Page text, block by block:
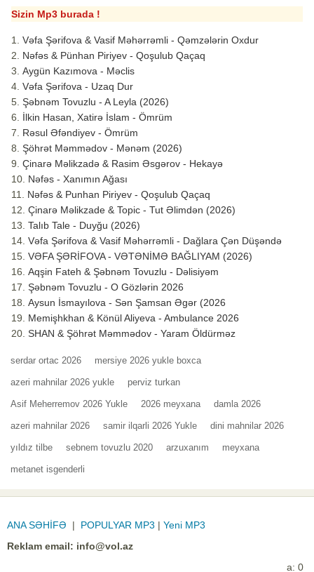
Sizin Mp3 burada !
Vəfa Şərifova & Vasif Məhərrəmli - Qəmzələrin Oxdur
Nəfəs & Pünhan Piriyev - Qoşulub Qaçaq
Aygün Kazımova - Məclis
Vəfa Şərifova - Uzaq Dur
Şəbnəm Tovuzlu - A Leyla (2026)
İlkin Hasan, Xatirə İslam - Ömrüm
Rəsul Əfəndiyev - Ömrüm
Şöhrət Məmmədov - Mənəm (2026)
Çinarə Məlikzadə & Rasim Əsgərov - Hekayə
Nəfəs - Xanımın Ağası
Nəfəs & Punhan Piriyev - Qoşulub Qaçaq
Çinarə Məlikzade & Topic - Tut Əlimdən (2026)
Talıb Tale - Duyğu (2026)
Vəfa Şərifova & Vasif Məhərrəmli - Dağlara Çən Düşəndə
VƏFA ŞƏRİFOVA - VƏTƏNİMƏ BAĞLIYAM (2026)
Aqşin Fateh & Şəbnəm Tovuzlu - Dəlisiyəm
Şəbnəm Tovuzlu - O Gözlərin 2026
Aysun İsmayılova - Sən Şamsan Əgər (2026
Memişhkhan & Könül Aliyeva - Ambulance 2026
SHAN & Şöhrət Məmmədov - Yaram Öldürməz
serdar ortac 2026 mersiye 2026 yukle boxca
azeri mahnilar 2026 yukle perviz turkan
Asif Meherremov 2026 Yukle 2026 meyxana damla 2026
azeri mahnilar 2026 samir ilqarli 2026 Yukle dini mahnilar 2026
yıldız tilbe sebnem tovuzlu 2020 arzuxanım meyxana
metanet isgenderli
ANA SƏHİFƏ | POPULYAR MP3 | Yeni MP3
Reklam email: info@vol.az
a: 0